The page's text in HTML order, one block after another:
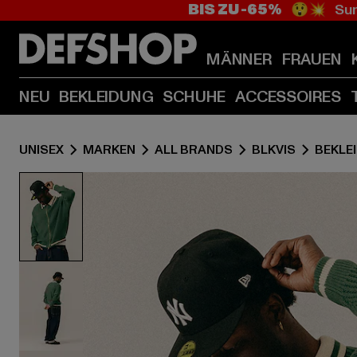
BIS ZU -65% 😲💥
MÄNNER FRAUEN
NEU BEKLEIDUNG SCHUHE ACCESSOIRES
UNISEX MARKEN ALL BRANDS BLKVIS